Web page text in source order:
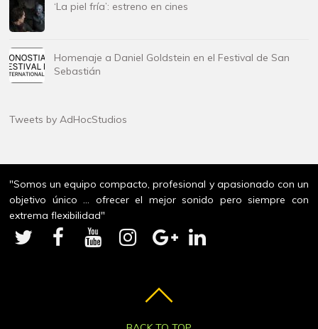
‘La piel fría’: estreno en cines
Homenaje a Daniel Goldstein en el Festival de San
Sebastián
Tweets by AdHocStudios
"Somos un equipo compacto, profesional y apasionado con un
objetivo único ... ofrecer el mejor sonido pero siempre con
extrema flexibilidad"